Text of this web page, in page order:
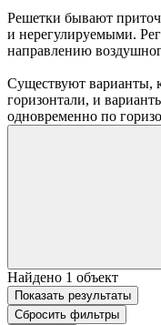
Решетки бывают
и нерегулируемыми.
направлению
Существуют варианты,
горизонтали, и
одновременно по
Найдено 1 объект
Показать результаты
Сбросить фильтры